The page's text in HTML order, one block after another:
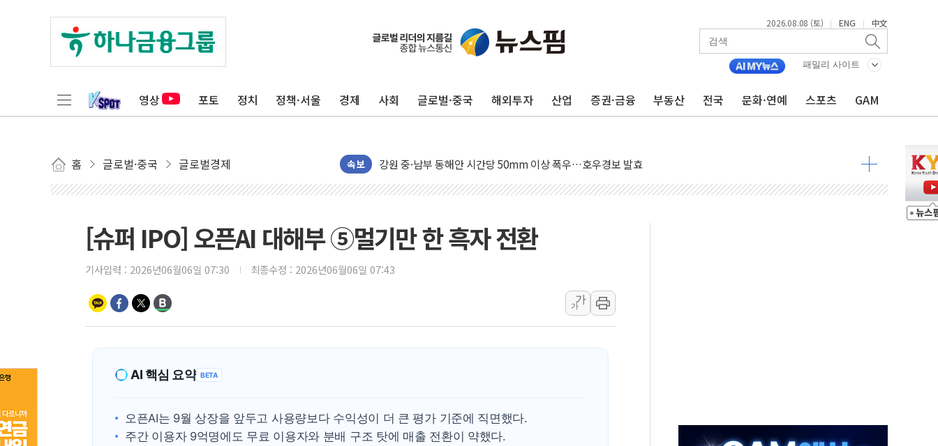
2026.08.08 (토) | ENG | 中文
패밀리 사이트
영상 포토 정치 정책·서울 경제 사회 글로벌·중국 해외투자 산업 증권·금융 부동산 전국 문화·연예 스포츠 GAM
홈 글로벌·중국 글로벌경제 속보
동해중부 전 해상 풍랑주의보…10일까지 최대 3.5m 높은 물결
연일 폭염에 온열질환 사망 23명…정부, 비상대응기구 가동
인제 용대리 계곡서 수위 상승으로 피서객 7명 고립…전원 구조
청양 밭에서 일하던 90대 숨져…온열질환 여부 조사
폭염에 車 운전면허 기능시험 오전 집중 편성…체감온도 38도 넘으면 중단
'호우 특보' 경북 울진 시간당 20~30mm 강한 비...가뭄 해소될 듯
주말 무더위·열대야 지속…내륙 곳곳 소나기
오세훈 "용산공원 주택 검토, 민주당 스스로 원칙 뒤집는 것"
충북 주말 무더위 지속…청주·진천 35도, 곳곳 소나기
10월 보완수사권 폐지·공소청 출범…피해자들 '범죄 사각지대' 우려
민주당, 오늘 제주·인천 경선 발표...김민석 '재역전' vs 정청래 '격차 확대'
유럽증시, 美 고용 예상 밖 부진에 연준 금리 인상 가능성 낮아지며 상승… STOXX 600 지수는 나흘 연속 최고치
미 연준 매파 기세 꺾이나…고용 감소에 9월 동결 전망 우세
[슈퍼 IPO] 오픈AI 대해부 ⑤멀기만 한 흑자 전환
기사입력 : 2026년06월06일 07:30 최종수정 : 2026년06월06일 07:43
가
가
AI 핵심 요약 BETA
오픈AI는 9월 상장을 앞두고 사용량보다 수익성이 더 큰 평가 기준에 직면했다.
주간 이용자 9억명에도 무료 이용자와 분배 구조 탓에 매출 전환이 약했다.